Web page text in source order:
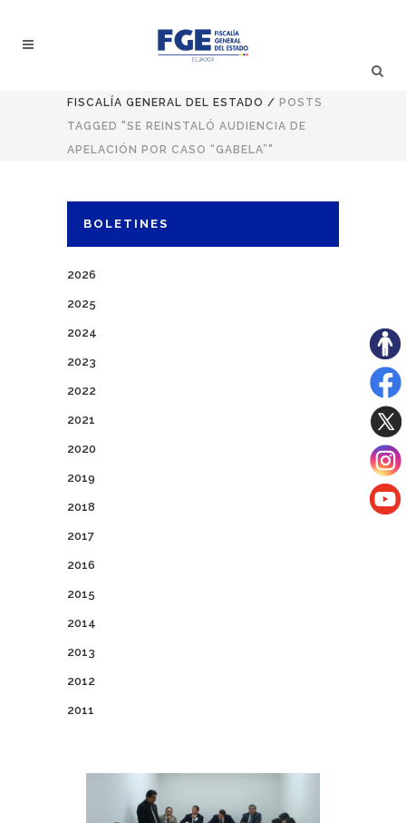
FISCALÍA GENERAL DEL ESTADO / POSTS
TAGGED "SE REINSTALÓ AUDIENCIA DE
APELACIÓN POR CASO “GABELA”"
BOLETINES
2026
2025
2024
2023
2022
2021
2020
2019
2018
2017
2016
2015
2014
2013
2012
2011